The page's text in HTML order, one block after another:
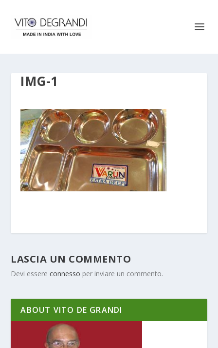
IMG-1
LASCIA UN COMMENTO
Devi essereconnesso per inviare un commento.
ABOUT VITO DE GRANDI